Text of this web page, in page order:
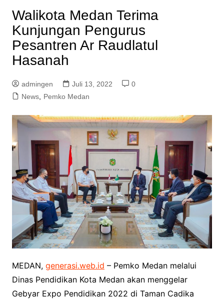
Walikota Medan Terima
Kunjungan Pengurus
Pesantren Ar Raudlatul
Hasanah
admingen Juli 13, 2022
0
News, Pemko Medan
MEDAN, generasi.web.id – Pemko Medan melalui
Dinas Pendidikan Kota Medan akan menggelar
Gebyar Expo Pendidikan 2022 di Taman Cadika